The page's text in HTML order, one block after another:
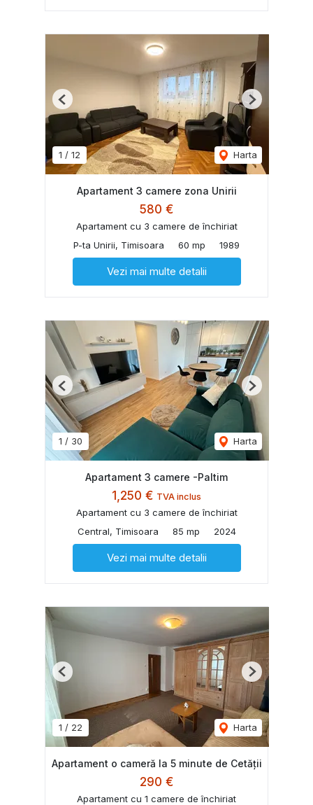
1 / 12 Harta
Previous Next
Apartament 3 camere zona Unirii
580 €
Apartament cu 3 camere de închiriat
P-ta Unirii, Timisoara
60 mp 1989
Vezi mai multe detalii
1 / 30 Harta
Previous Next
Apartament 3 camere -Paltim
1,250 € TVA inclus
Apartament cu 3 camere de închiriat
Central, Timisoara
85 mp 2024
Vezi mai multe detalii
1 / 22 Harta
Previous Next
Apartament o cameră la 5 minute de Cetății
290 €
Apartament cu 1 camere de închiriat